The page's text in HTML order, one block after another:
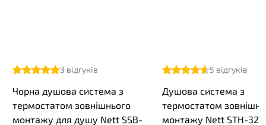
3 відгуків
Чорна душова система з
термостатом зовнішнього
монтажу для душу Nett SSB-
5 відгуків
Душова система з
термостатом
монтажу Nett STH-32